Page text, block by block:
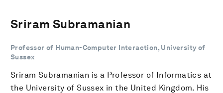
Sriram Subramanian
Professor of Human-Computer Interaction, University of
Sussex
Sriram Subramanian is a Professor of Informatics at
the University of Sussex in the United Kingdom. His